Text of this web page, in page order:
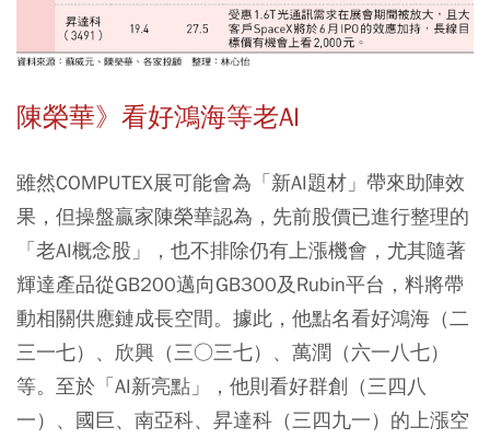
陳榮華》看好鴻海等老AI
雖然COMPUTEX展可能會為「新AI題材」帶來助陣效
果，但操盤贏家陳榮華認為，先前股價已進行整理的
「老AI概念股」，也不排除仍有上漲機會，尤其隨著
輝達產品從GB200邁向GB300及Rubin平台，料將帶
動相關供應鏈成長空間。據此，他點名看好鴻海（二
三一七）、欣興（三○三七）、萬潤（六一八七）
等。至於「AI新亮點」，他則看好群創（三四八
一）、國巨、南亞科、昇達科（三四九一）的上漲空